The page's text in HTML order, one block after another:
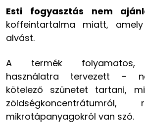
Esti fogyasztás nem
koffeintartalma miatt,
alvást.
A termék folyamatos,
használatra tervezett –
kötelező szünetet tartani,
mikrotápanyagokról van szó.